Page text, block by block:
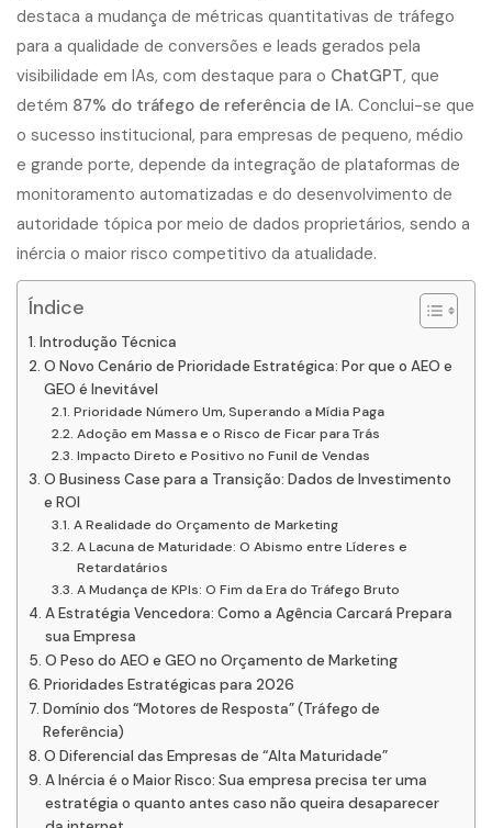
destaca a mudança de métricas quantitativas de tráfego
para a qualidade de conversões e leads gerados pela
visibilidade em IAs, com destaque para o ChatGPT, que
detém 87% do tráfego de referência de IA. Conclui-se que
o sucesso institucional, para empresas de pequeno, médio
e grande porte, depende da integração de plataformas de
monitoramento automatizadas e do desenvolvimento de
autoridade tópica por meio de dados proprietários, sendo a
inércia o maior risco competitivo da atualidade.
Índice
Introdução Técnica
O Novo Cenário de Prioridade Estratégica: Por que o AEO e
GEO é Inevitável
Prioridade Número Um, Superando a Mídia Paga
Adoção em Massa e o Risco de Ficar para Trás
Impacto Direto e Positivo no Funil de Vendas
O Business Case para a Transição: Dados de Investimento
e ROI
A Realidade do Orçamento de Marketing
A Lacuna de Maturidade: O Abismo entre Líderes e
Retardatários
A Mudança de KPIs: O Fim da Era do Tráfego Bruto
A Estratégia Vencedora: Como a Agência Carcará Prepara
sua Empresa
O Peso do AEO e GEO no Orçamento de Marketing
Prioridades Estratégicas para 2026
Domínio dos “Motores de Resposta” (Tráfego de
Referência)
O Diferencial das Empresas de “Alta Maturidade”
A Inércia é o Maior Risco: Sua empresa precisa ter uma
estratégia o quanto antes caso não queira desaparecer